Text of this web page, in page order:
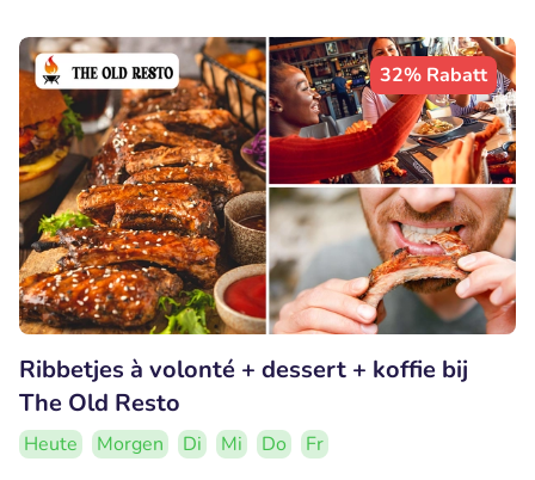
32% Rabatt
Ribbetjes à volonté + dessert + koffie bij
The Old Resto
Heute Morgen Di Mi Do
Fr